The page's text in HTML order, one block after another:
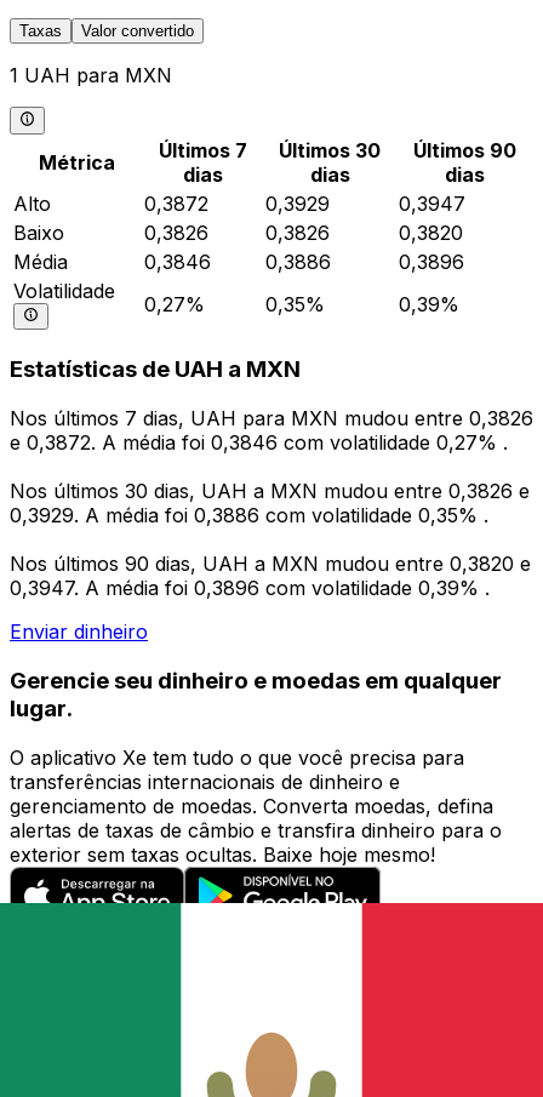
Taxas Valor convertido
1 UAH para MXN
Métrica
Últimos 7
dias
Últimos 30
dias
Últimos 90
dias
Alto
0,3872 0,3929
0,3947
Baixo
0,3826 0,3826
0,3820
Média
0,3846 0,3886
0,3896
Volatilidade
0,27% 0,35% 0,39%
Estatísticas de UAH a MXN
Nos últimos 7 dias, UAH para MXN mudou entre 0,3826
e 0,3872. A média foi 0,3846 com volatilidade 0,27% .
Nos últimos 30 dias, UAH a MXN mudou entre 0,3826 e
0,3929. A média foi 0,3886 com volatilidade 0,35% .
Nos últimos 90 dias, UAH a MXN mudou entre 0,3820 e
0,3947. A média foi 0,3896 com volatilidade 0,39% .
Enviar dinheiro
Gerencie seu dinheiro e moedas em qualquer
lugar.
O aplicativo Xe tem tudo o que você precisa para
transferências internacionais de dinheiro e
gerenciamento de moedas. Converta moedas, defina
alertas de taxas de câmbio e transfira dinheiro para o
exterior sem taxas ocultas. Baixe hoje mesmo!